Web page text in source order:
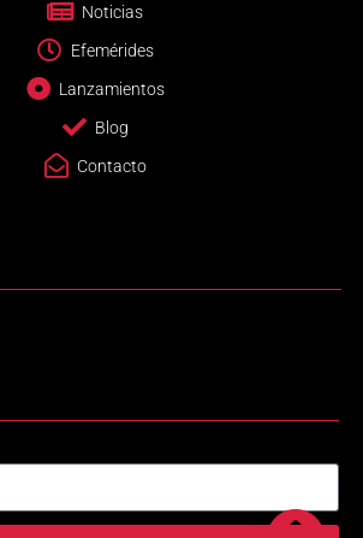
Noticias
Efemérides
Lanzamientos
Blog
Contacto